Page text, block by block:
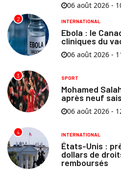
06 août 2026 -
2 INTERNATIONAL
Ebola : le
cliniques du
06 août 2026 -
3 SPORT
Mohamed
après neuf
06 août 2026 -
4 INTERNATIONAL
États-Unis :
dollars de
remboursés